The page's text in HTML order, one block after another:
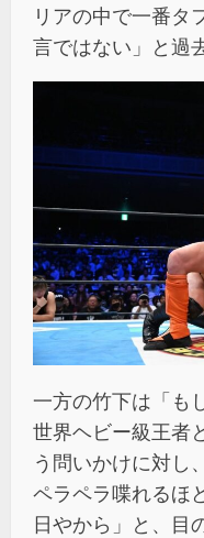
リアの中で一番タ
言ではない」と過
一方の竹下は「も
世界ヘビー級王者
う問いかけに対し
ペラペラ喋れるほ
日やから」と、目